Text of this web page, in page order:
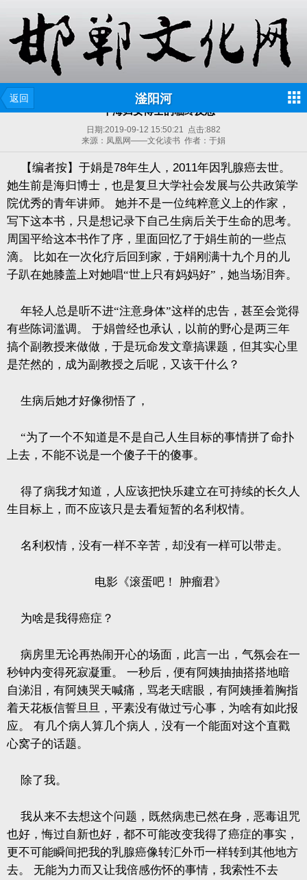
返回 滏阳河
一个海归女博士的临终反思
日期:2019-09-12 15:50:21 点击:882
来源：凤凰网——文化读书 作者：于娟
【编者按】于娟是78年生人， 2011年因乳腺癌去世。
她生前是海归博士，也是复旦大学社会发展与公共政策学
院优秀的青年讲师。
她并不是一位纯粹意义上的作家，
写下这本书，只是想记录下自己生病后关于生命的思考。
周国平给这本书作了序，里面回忆了于娟生前的一些点
滴。
比如在一次化疗后回到家，于娟刚满十九个月的儿
子趴在她膝盖上对她唱“世上只有妈妈好”，她当场泪奔。
年轻人总是听不进“注意身体”这样的忠告，甚至会觉得
有些陈词滥调。
于娟曾经也承认，以前的野心是两三年
搞个副教授来做做，于是玩命发文章搞课题，但其实心里
是茫然的，成为副教授之后呢，又该干什么？
生病后她才好像彻悟了，
“为了一个不知道是不是自己人生目标的事情拼了命扑
上去，不能不说是一个傻子干的傻事。
得了病我才知道，人应该把快乐建立在可持续的长久人
生目标上，而不应该只是去看短暂的名利权情。
名利权情，没有一样不辛苦，却没有一样可以带走。
电影《滚蛋吧！ 肿瘤君》
为啥是我得癌症？
病房里无论再热闹开心的场面，此言一出，气氛会在一
秒钟内变得死寂凝重。
一秒后，便有阿姨抽抽搭搭地暗
自涕泪，有阿姨哭天喊痛，骂老天瞎眼，有阿姨捶着胸指
着天花板信誓旦旦，平素没有做过亏心事，为啥有如此报
应。
有几个病人算几个病人，没有一个能面对这个直戳
心窝子的话题。
除了我。
我从来不去想这个问题，既然病患已然在身，恶毒诅咒
也好，悔过自新也好，都不可能改变我得了癌症的事实，
更不可能瞬间把我的乳腺癌像转汇外币一样转到其他地方
去。
无能为力而又让我倍感伤怀的事情，我索性不去